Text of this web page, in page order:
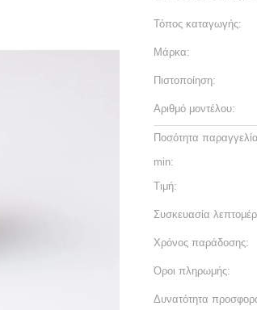
Τόπος καταγωγής:
Μάρκα:
Πιστοποίηση:
Αριθμό μοντέλου:
Ποσότητα
min:
Τιμή:
Συσκευασία
Χρόνος παράδοσης:
Όροι πληρωμής:
Δυνατότητα